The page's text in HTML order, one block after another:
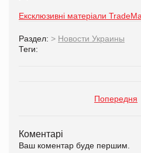
Ексклюзивні матеріали
Раздел: > Новости Украины
Теги:
Попередня
Коментарі
Ваш коментар буде першим.